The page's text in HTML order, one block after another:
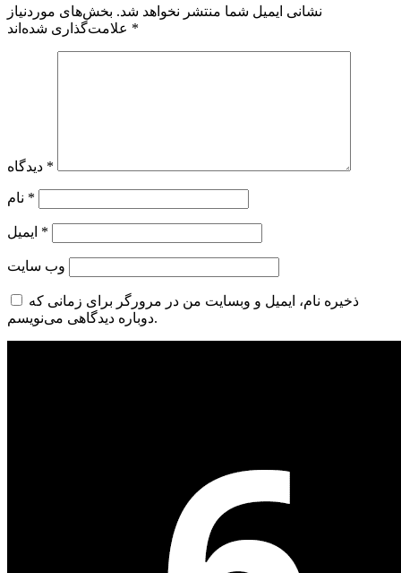
نشانی ایمیل شما منتشر نخواهد شد. بخش‌های موردنیاز
*
*
*
*
وب‌ سایت
ذخیره نام، ایمیل و وبسایت من در مرورگر برای زمانی که
دوباره دیدگاهی می‌نویسم.